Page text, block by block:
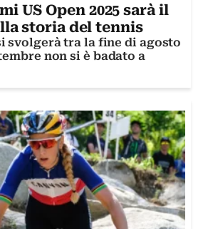
US Open 2025 sarà il
storia del tennis
svolgerà tra la fine di agosto
non si è badato a